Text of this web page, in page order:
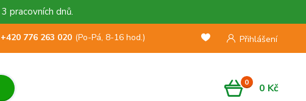
pracovních dnů.
Přihlášení
+420 776 263 020 (Po-Pá, 8-16 hod.)
0 0 Kč